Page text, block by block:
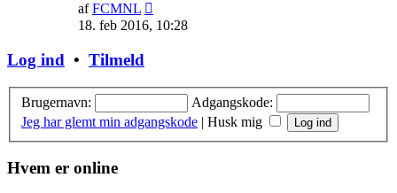
afFCMNL
det
18. feb 2016, 10:28
Log ind • Tilmeld
Brugernavn:
Adgangskode:
Jeg har glemt min adgangskode | Husk mig
Hvem er online